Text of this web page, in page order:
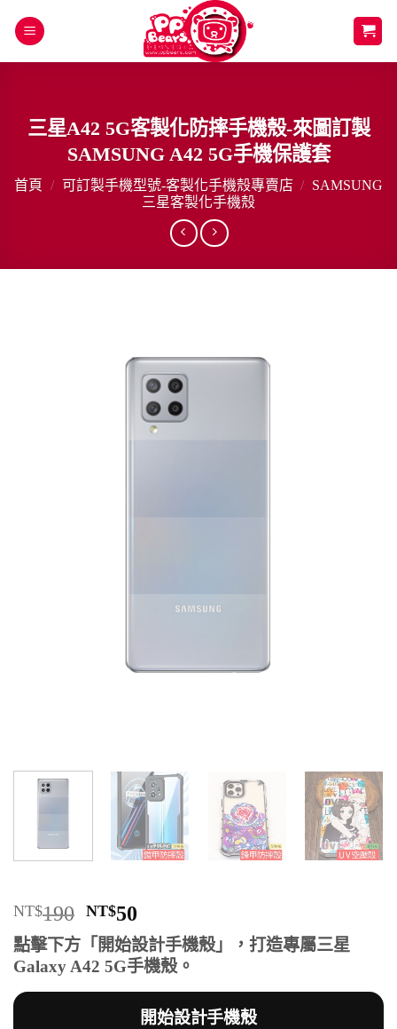
三星A42 5G客製化防摔手機殼-來圖訂製
SAMSUNG A42 5G手機保護套
首頁 / 可訂製手機型號-客製化手機殼專賣店 / SAMSUNG
三星客製化手機殼
NT$190 原
始
價
格：
NT$190。
NT$50
前
價
格：
NT$50。
點擊下方「開始設計手機殼」，打造專屬三星
Galaxy A42 5G手機殼。
開始設計手機殼